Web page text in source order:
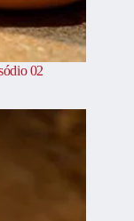
02